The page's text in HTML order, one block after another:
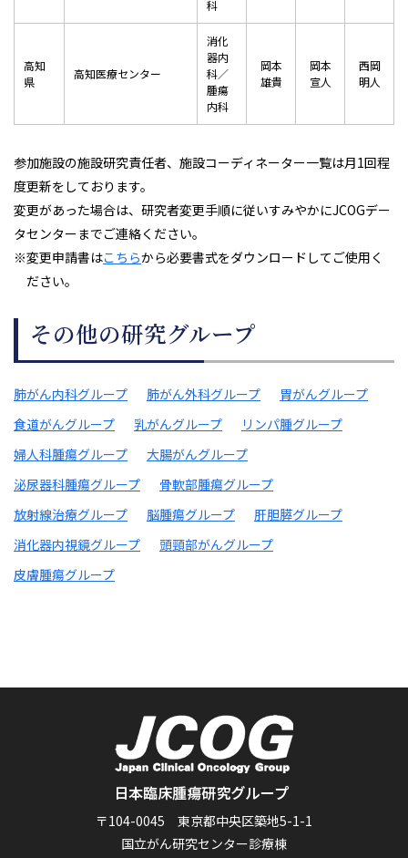
科
高知
県
高知医療センター
消化
器内
科／
腫瘍
内科
岡本
雄貴
岡本
宣人
西岡
明人
参加施設の施設研究責任者、施設コーディネーター一覧は月1回程
度更新をしております。
変更があった場合は、研究者変更手順に従いすみやかにJCOGデー
タセンターまでご連絡ください。
※変更申請書はこちらから必要書式をダウンロードしてご使用く
ださい。
その他の研究グループ
肺がん内科グループ 肺がん外科グループ
胃がんグループ
食道がんグループ
乳がんグループ
リンパ腫グループ
婦人科腫瘍グループ
大腸がんグループ
泌尿器科腫瘍グループ
骨軟部腫瘍グループ
放射線治療グループ
脳腫瘍グループ
肝胆膵グループ
消化器内視鏡グループ
頭頸部がんグループ
皮膚腫瘍グループ
〒104-0045 東京都中央区築地5-1-1
国立がん研究センター診療棟